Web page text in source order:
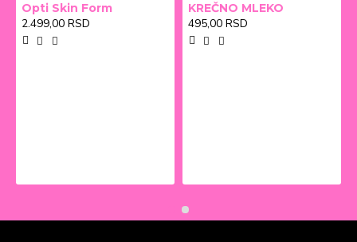
Opti Skin Form
2.499,00 RSD
KREČNO MLEKO
495,00 RSD